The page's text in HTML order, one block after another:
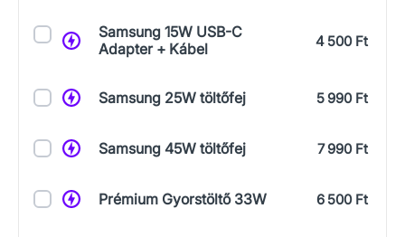
Samsung 15W USB-C
Adapter + Kábel
4 500 Ft
Samsung 25W töltőfej 5 990 Ft
Samsung 45W töltőfej 7 990 Ft
Prémium Gyorstöltő 33W 6 500 Ft